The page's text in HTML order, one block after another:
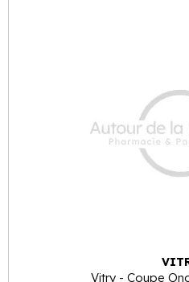
Vitry - Coupe